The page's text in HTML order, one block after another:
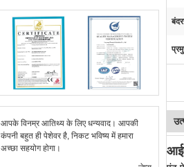
आपके विनम्र आतिथ्य के लिए धन्यवाद। आपकी
कंपनी बहुत ही पेशेवर है, निकट भविष्य में हमारा
अच्छा सहयोग होगा।